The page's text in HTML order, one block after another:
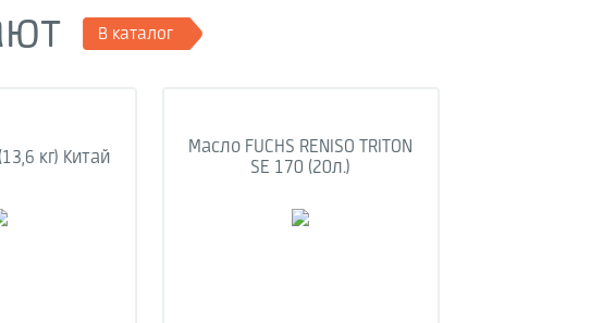
В каталог
кг) Китай
Масло FUCHS RENISO TRITON
SE 170 (20л.)